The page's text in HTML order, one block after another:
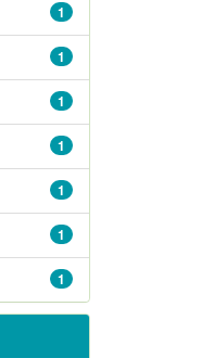
1
1
1
1
1
1
1